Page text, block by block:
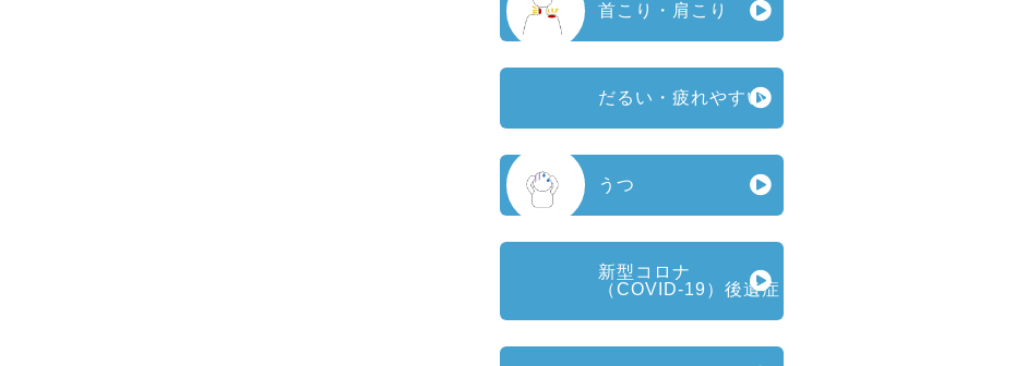
首こり・肩こり
だるい・疲れやすい
うつ
新型コロナ
（COVID‑19）後遺症